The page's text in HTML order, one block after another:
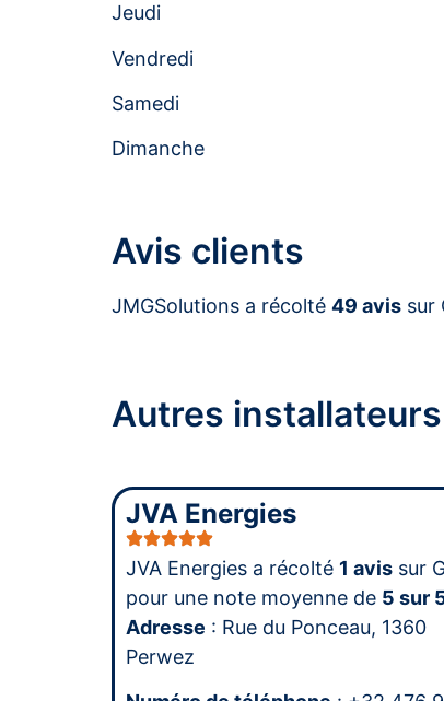
Jeudi
Vendredi
Samedi
Dimanche
Avis clients
JMGSolutions a récolté 49 avis sur
Autres
JVA Energies
JVA Energies a récolté 1 avis sur
pour une note moyenne de 5 sur
Adresse : Rue du Ponceau, 1360
Perwez